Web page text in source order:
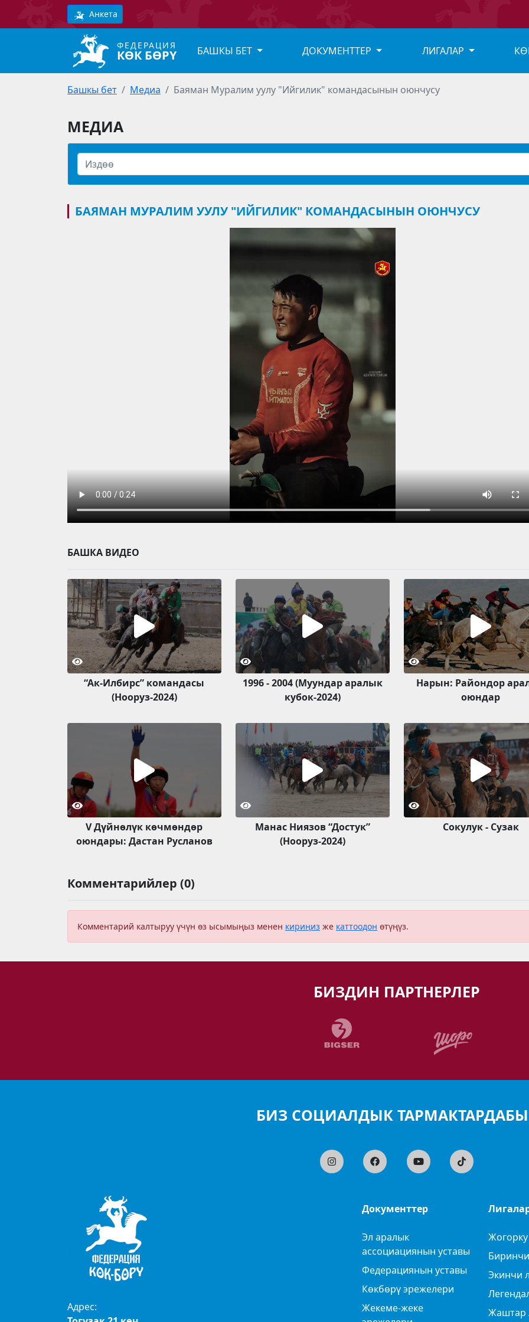
Анкета
ФЕДЕРАЦИЯ
КӨК БӨРҮ БАШКЫ БЕТ ДОКУМЕНТТЕР ЛИГАЛАР
Башкы бет Медиа Баяман Муралим уулу "Ийгилик" командасынын оюнчусу
МЕДИА
БАЯМАН МУРАЛИМ УУЛУ "ИЙГИЛИК" КОМАНДАСЫНЫН ОЮНЧУСУ
БАШКА ВИДЕО
“Ак-Илбирс” командасы
(Нооруз-2024)
1996 - 2004 (Муундар аралык
кубок-2024)
Нарын: Райондор
оюндар
V Дүйнөлүк көчмөндөр
оюндары: Дастан Русланов
Манас Ниязов “Достук”
(Нооруз-2024)
Сокулук - Сузак
Комментарийлер (0)
Комментарий калтыруу үчүн өз ысымыңыз менен кириңиз же каттоодон өтүңүз.
БИЗДИН ПАРТНЕРЛЕР
БИЗ СОЦИАЛДЫК
Адрес:
Документтер
Эл аралык
ассоциациянын уставы
Федерациянын уставы
Көкбөрү эрежелери
Жекеме-жеке
Жогорку
Экинчи
Жаштар